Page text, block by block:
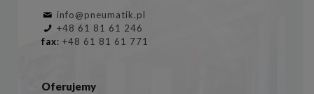
info@pneumatik.pl
+48 61 81 61 246
fax: +48 61 81 61 771
Oferujemy